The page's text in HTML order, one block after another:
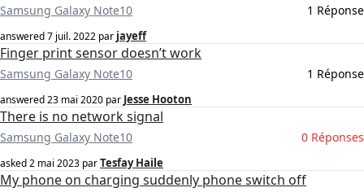
Samsung Galaxy Note10 1 Réponse
answered7 juil. 2022 par jayeff
Finger print sensor doesn’t work
Samsung Galaxy Note10 1 Réponse
answered23 mai 2020 par Jesse Hooton
There is no network signal
Samsung Galaxy Note10 0 Réponses
asked2 mai 2023 parTesfay Haile
My phone on charging suddenly phone switch off